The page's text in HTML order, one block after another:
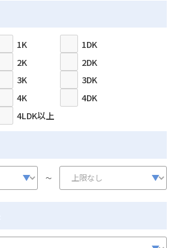
1K
1DK
2K
2DK
3K
3DK
4K
4DK
4LDK以上
～